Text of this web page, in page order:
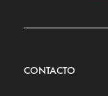
CONTACTO